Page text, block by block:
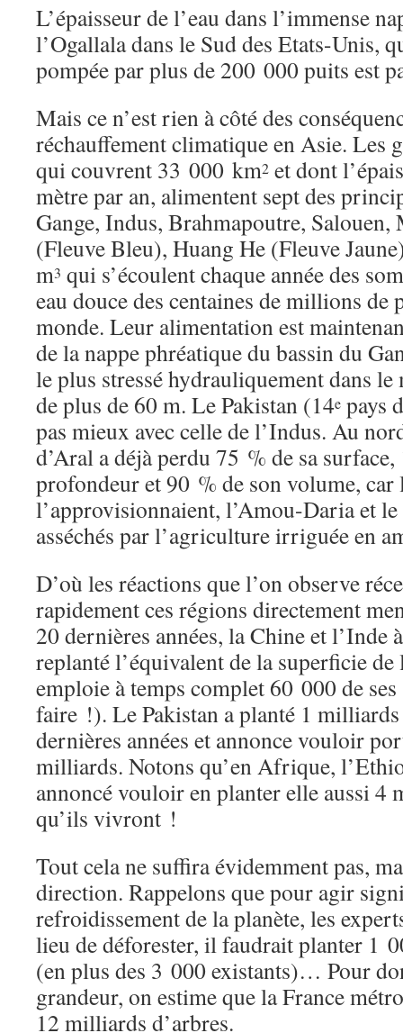
L’épaisseur de l’eau dans l’immense
l’Ogallala dans le Sud des Etats-Unis,
pompée par plus de 200 000 puits est
Mais ce n’est rien à côté des
réchauffement climatique en Asie. Les
qui couvrent 33 000 km2 et dont
mètre par an, alimentent sept des
Gange, Indus, Brahmapoutre, Salouen,
(Fleuve Bleu), Huang He (Fleuve
m3 qui s’écoulent chaque année des
eau douce des centaines de millions de
monde. Leur alimentation est
de la nappe phréatique du bassin du
le plus stressé hydrauliquement dans le
de plus de 60 m. Le Pakistan (14e pays
pas mieux avec celle de l’Indus. Au
d’Aral a déjà perdu 75 % de sa surface,
profondeur et 90 % de son volume, car
l’approvisionnaient, l’Amou-Daria et
asséchés par l’agriculture irriguée en
D’où les réactions que l’on observe
rapidement ces régions directement
20 dernières années, la Chine et l’Inde
replanté l’équivalent de la superficie
emploie à temps complet 60 000 de
faire !). Le Pakistan a planté 1 milliards
dernières années et annonce vouloir
milliards. Notons qu’en Afrique,
annoncé vouloir en planter elle aussi 4
qu’ils vivront !
Tout cela ne suffira évidemment pas,
direction. Rappelons que pour agir
refroidissement de la planète, les
lieu de déforester, il faudrait planter 1
(en plus des 3 000 existants)… Pour
grandeur, on estime que la France
12 milliards d’arbres.